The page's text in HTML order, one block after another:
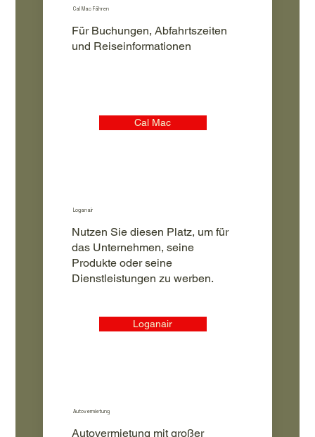
Cal Mac Fähren
Für Buchungen, Abfahrtszeiten
und Reiseinformationen
Cal Mac
Loganair
Nutzen Sie diesen Platz, um für
das Unternehmen, seine
Produkte oder seine
Dienstleistungen zu werben.
Loganair
Autovermietung
Autovermietung mit großer